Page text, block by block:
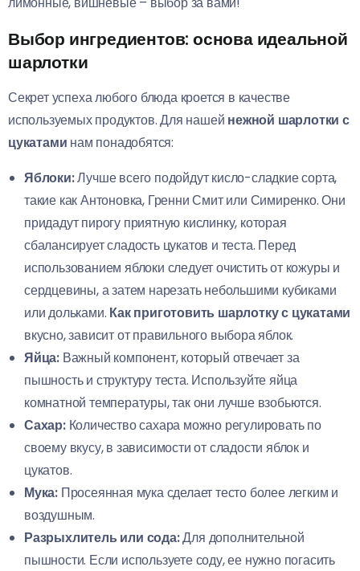
Выбор ингредиентов: основа идеальной
шарлотки
Секрет успеха любого блюда кроется в качестве
используемых продуктов. Для нашей нежной шарлотки с
цукатами нам понадобятся:
Яблоки:Лучше всего подойдут кисло-сладкие сорта,
такие как Антоновка, Гренни Смит или Симиренко. Они
придадут пирогу приятную кислинку, которая
сбалансирует сладость цукатов и теста. Перед
использованием яблоки следует очистить от кожуры и
сердцевины, а затем нарезать небольшими кубиками
или дольками. Как приготовить шарлотку с цукатами
вкусно, зависит от правильного выбора яблок.
Яйца: Важный компонент, который отвечает за
пышность и структуру теста. Используйте яйца
комнатной температуры, так они лучше взобьются.
Сахар:Количество сахара можно регулировать по
своему вкусу, в зависимости от сладости яблок и
цукатов.
Мука: Просеянная мука сделает тесто более легким и
воздушным.
Разрыхлитель или сода:Для дополнительной
пышности. Если используете соду, ее нужно погасить